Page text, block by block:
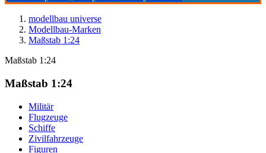
modellbau universe
Modellbau-Marken
Maßstab 1:24
Maßstab 1:24
Maßstab 1:24
Militär
Flugzeuge
Schiffe
Zivilfahrzeuge
Figuren